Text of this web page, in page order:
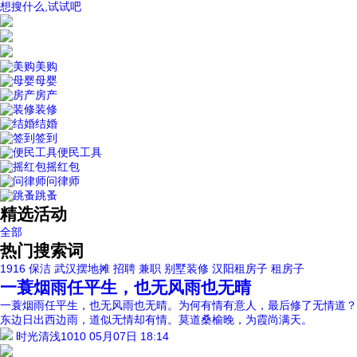
想搜什么,试试吧
美购
母婴
房产
装修
结婚
签到
便民工具
摇红包
问律师
跳蚤
精选活动
全部
热门搜索词
1916 保洁 武汉摆地摊 招聘 兼职 别墅装修 汉阳租房子 租房子
一蓑烟雨任平生，也无风雨也无晴
一蓑烟雨任平生，也无风雨也无晴。为何有情有意人，最后修了无情道？
东边日出西边雨，道似无情却有情。莫道桑榆晚，为霞尚满天。
时光清浅1010 05月07日 18:14